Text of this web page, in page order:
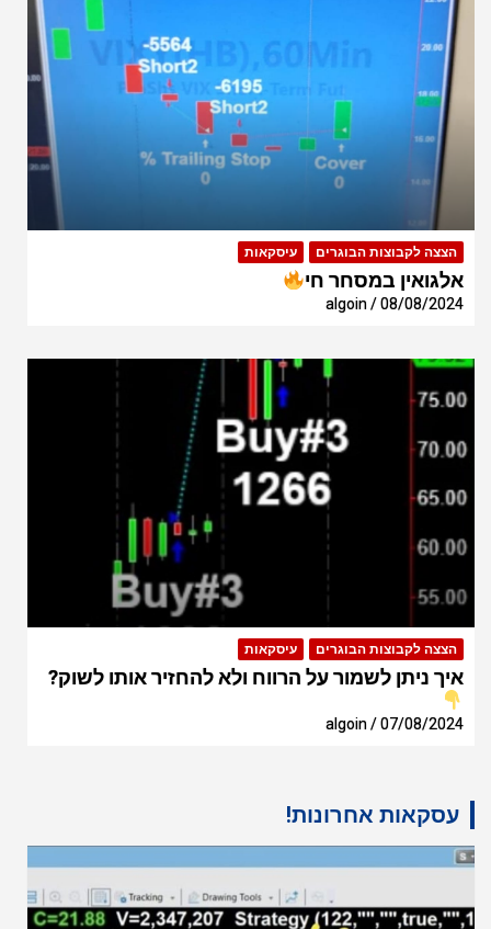
הצצה לקבוצות הבוגרים עיסקאות
אלגואין במסחר חי
08/08/2024
algoin
הצצה לקבוצות הבוגרים עיסקאות
איך ניתן לשמור על הרווח ולא להחזיר אותו לשוק?
07/08/2024
algoin
עסקאות אחרונות!